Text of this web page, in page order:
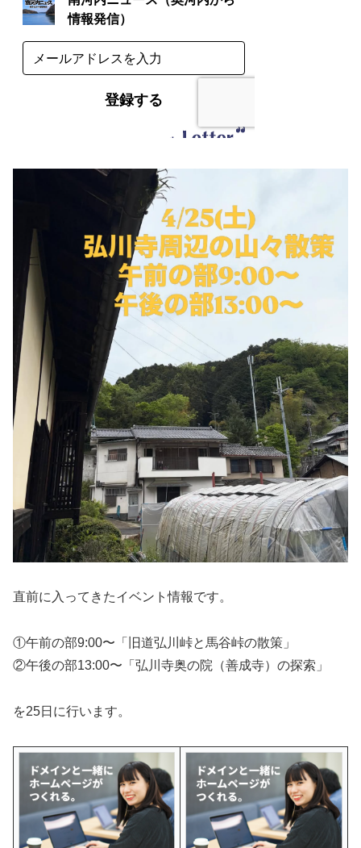
直前に入ってきたイベント情報です。
①午前の部9:00〜「旧道弘川峠と馬谷峠の散策」
②午後の部13:00〜「弘川寺奥の院（善成寺）の探索」
を25日に行います。